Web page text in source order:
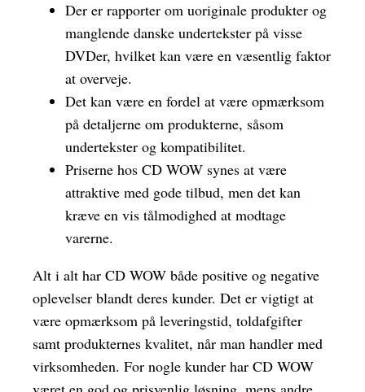
Der er rapporter om uoriginale produkter og
manglende danske undertekster på visse
DVDer, hvilket kan være en væsentlig faktor
at overveje.
Det kan være en fordel at være opmærksom
på detaljerne om produkterne, såsom
undertekster og kompatibilitet.
Priserne hos CD WOW synes at være
attraktive med gode tilbud, men det kan
kræve en vis tålmodighed at modtage
varerne.
Alt i alt har CD WOW både positive og negative
oplevelser blandt deres kunder. Det er vigtigt at
være opmærksom på leveringstid, toldafgifter
samt produkternes kvalitet, når man handler med
virksomheden. For nogle kunder har CD WOW